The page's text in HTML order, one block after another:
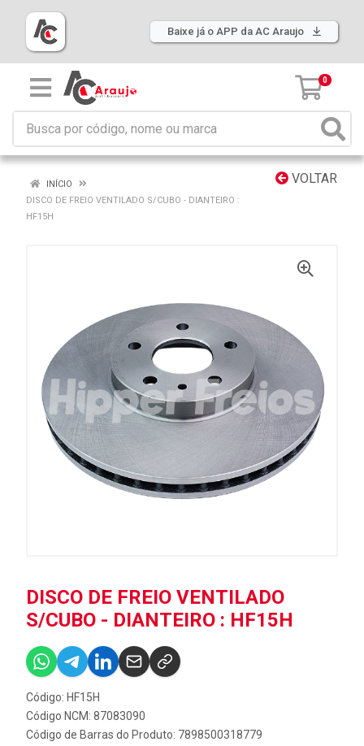
Baixe já o APP da AC Araujo
0
VOLTAR
INÍCIO
DISCO DE FREIO VENTILADO S/CUBO - DIANTEIRO :
HF15H
DISCO DE FREIO VENTILADO
S/CUBO - DIANTEIRO : HF15H
Código: HF15H
Código NCM: 87083090
Código de Barras do Produto: 7898500318779